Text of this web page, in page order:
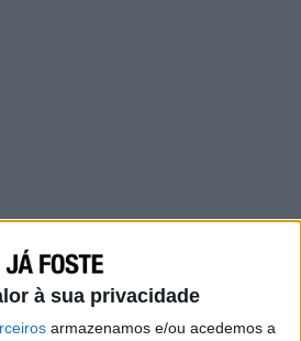
à sua privacidade
armazenamos e/ou acedemos a